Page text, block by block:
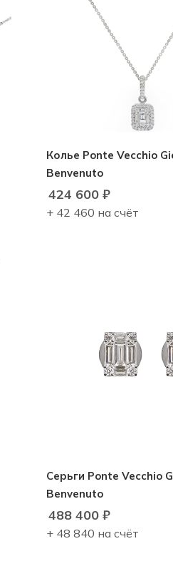
Колье Ponte Vecchio
Benvenuto
424 600₽
+ 42 460 на счёт
Серьги Ponte Vecchio
Benvenuto
488 400₽
+ 48 840 на счёт